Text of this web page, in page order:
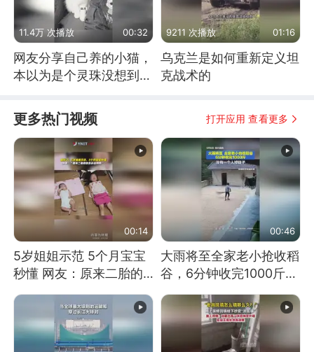
11.4万 次播放 00:32
网友分享自己养的小猫，
本以为是个灵珠没想到是
9211 次播放 01:16
乌克兰是如何重新定义坦
克战术的
更多热门视频 打开应用 查看更多
00:14
5岁姐姐示范 5个月宝宝
秒懂 网友：原来二胎的
00:46
大雨将至全家老小抢收稻
谷，6分钟收完1000斤，